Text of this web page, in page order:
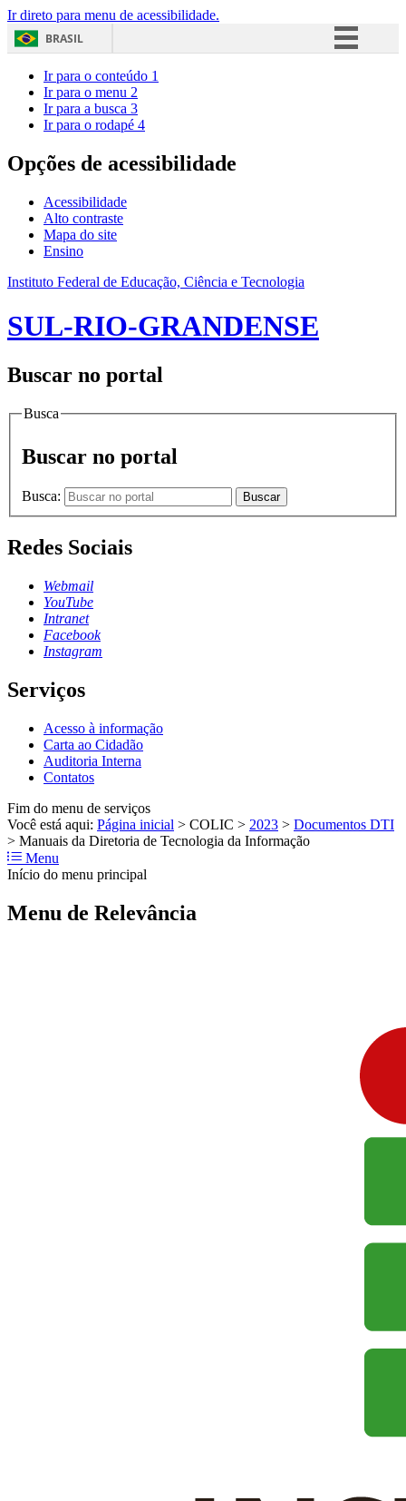
Ir direto para menu de acessibilidade.
BRASIL
Acesso à informação
Ir para o conteúdo 1
Ir para o menu 2
Ir para a busca 3
Ir para o rodapé 4
Opções de acessibilidade
Acessibilidade
Alto contraste
Mapa do site
Ensino
Instituto Federal de Educação, Ciência e Tecnologia
SUL-RIO-GRANDENSE
Buscar no portal
Busca
Buscar no portal
Busca: Buscar
Redes Sociais
Webmail
YouTube
Intranet
Facebook
Instagram
Serviços
Acesso à informação
Carta ao Cidadão
Auditoria Interna
Contatos
Fim do menu de serviços
Você está aqui: Página inicial > COLIC > 2023 > Documentos DTI
> Manuais da Diretoria de Tecnologia da Informação
Menu
Início do menu principal
Menu de Relevância